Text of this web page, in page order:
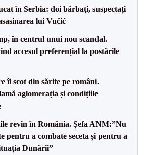
în Serbia: doi bărbați, suspectați
lui Vučić
în centrul unui nou scandal.
accesul preferențial la postările
îi scot din sărite pe români.
aglomerația și condițiile
revin în România. Șefa ANM:”Nu
pentru a combate seceta și pentru a
Dunării”